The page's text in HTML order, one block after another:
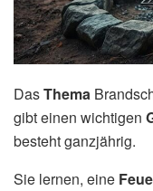
DasThema
gibt einen wichtigen
besteht ganzjährig.
Sie lernen, eine